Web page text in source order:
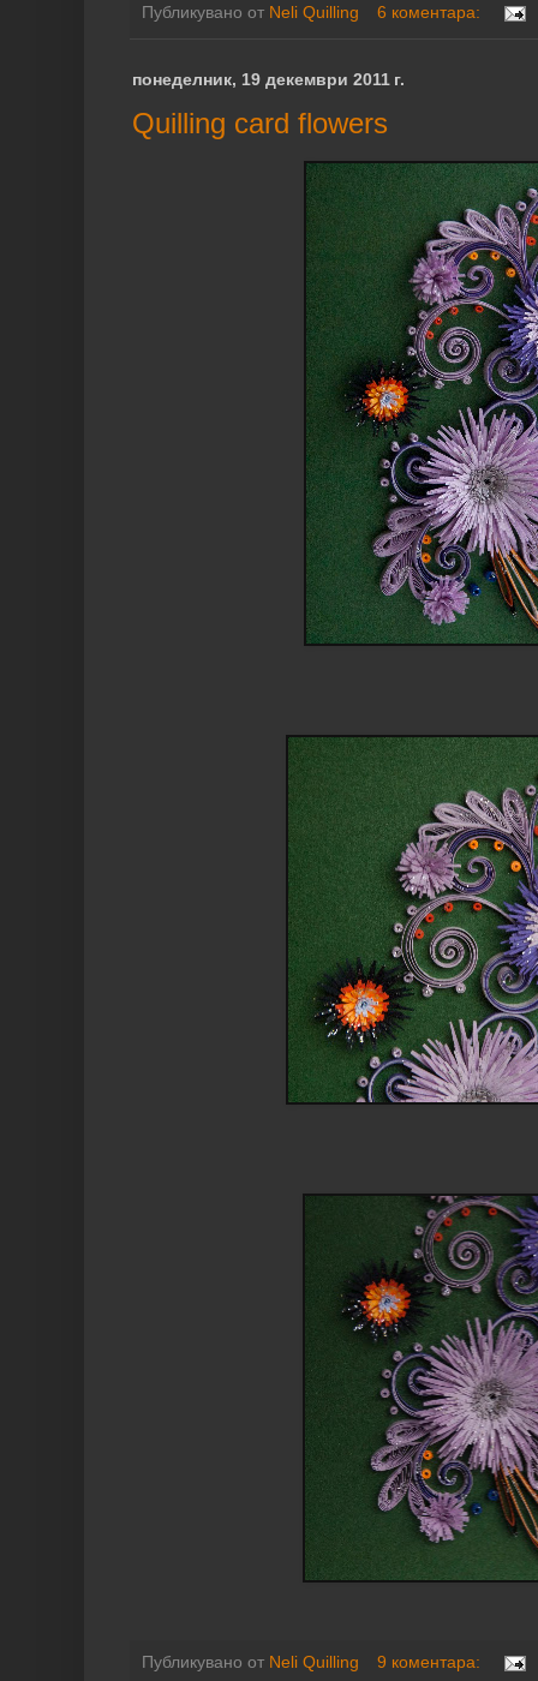
Публикувано от Neli Quilling 6 коментара:
понеделник, 19 декември 2011 г.
Quilling card flowers
Публикувано от Neli Quilling 9 коментара: